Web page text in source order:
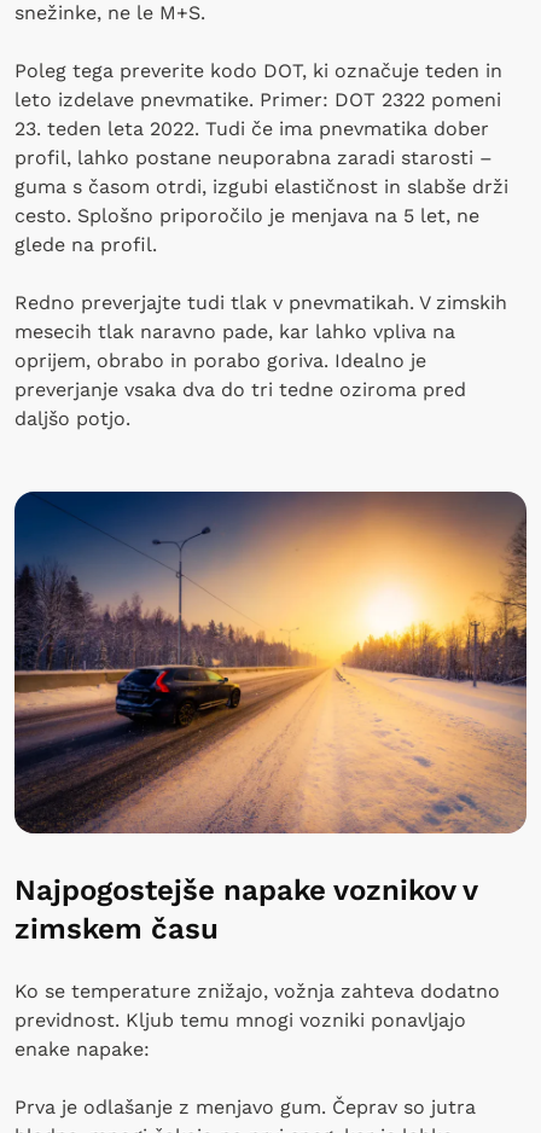
snežinke, ne le M+S.
Poleg tega preverite kodo DOT, ki označuje teden in
leto izdelave pnevmatike. Primer: DOT 2322 pomeni
23. teden leta 2022. Tudi če ima pnevmatika dober
profil, lahko postane neuporabna zaradi starosti –
guma s časom otrdi, izgubi elastičnost in slabše drži
cesto. Splošno priporočilo je menjava na 5 let, ne
glede na profil.
Redno preverjajte tudi tlak v pnevmatikah. V zimskih
mesecih tlak naravno pade, kar lahko vpliva na
oprijem, obrabo in porabo goriva. Idealno je
preverjanje vsaka dva do tri tedne oziroma pred
daljšo potjo.
Najpogostejše napake voznikov v
zimskem času
Ko se temperature znižajo, vožnja zahteva dodatno
previdnost. Kljub temu mnogi vozniki ponavljajo
enake napake:
Prva je odlašanje z menjavo gum. Čeprav so jutra